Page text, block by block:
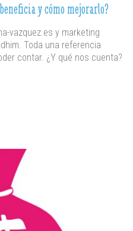
y cómo mejorarlo?
vazquez.es y marketing
Toda una referencia
contar. ¿Y qué nos cuenta?